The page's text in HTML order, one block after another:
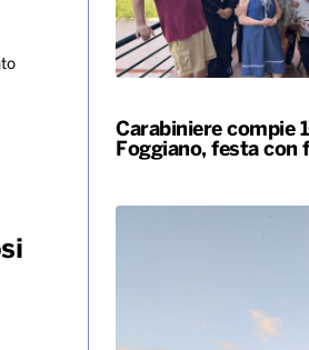
Carabiniere compie
Foggiano, festa con